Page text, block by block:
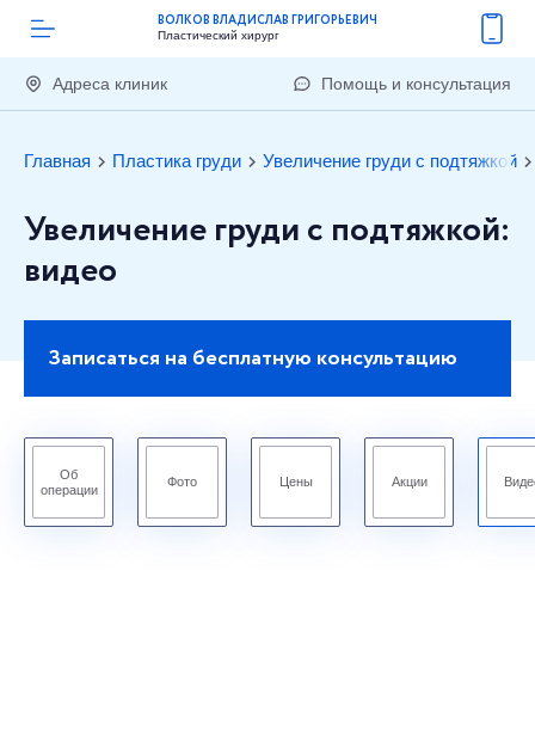
ВОЛКОВ ВЛАДИСЛАВ ГРИГОРЬЕВИЧ
Пластический хирург
Адреса клиник Помощь и консультация
Главная Пластика груди Увеличение груди с подтяжкой
Увеличение груди с подтяжкой:
видео
Записаться на бесплатную консультацию
Об
операции
Фото Цены Акции